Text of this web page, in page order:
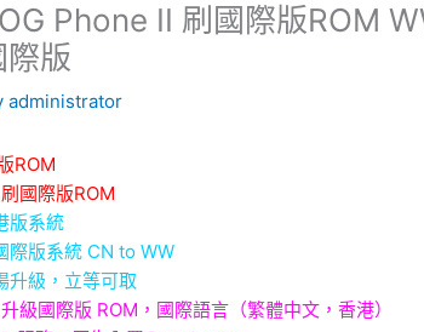
Phone II 刷國際版ROM
際版
administrator
ROM
國際版ROM
版系統
際版系統 CN to WW
升級，立等可取
級國際版 ROM，國際語言（繁體中文，香港）